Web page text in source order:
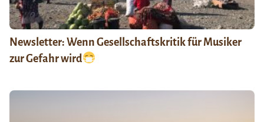
Newsletter: Wenn Gesellschaftskritik für Musiker
zur Gefahr wird